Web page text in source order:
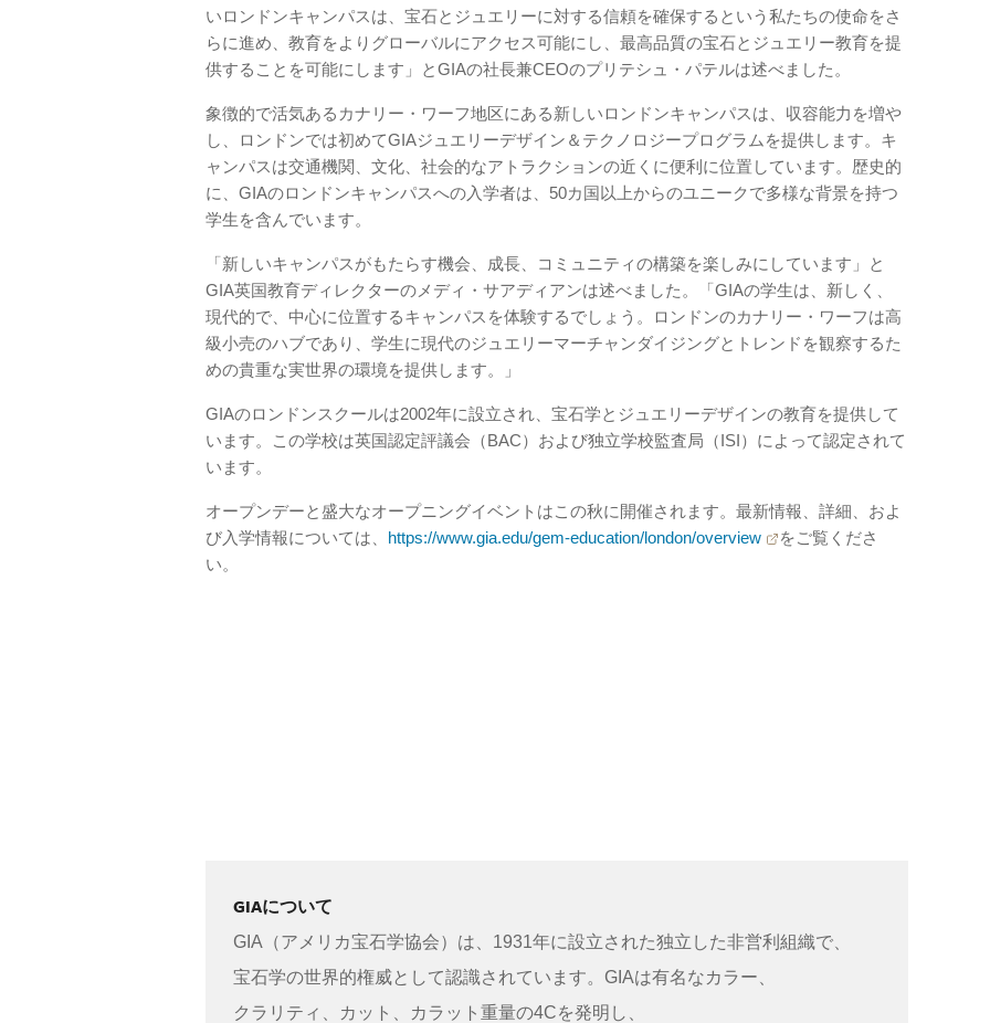
いロンドンキャンパスは、宝石とジュエリーに対する信頼を確保するという私たちの使命をさ
らに進め、教育をよりグローバルにアクセス可能にし、最高品質の宝石とジュエリー教育を提
供することを可能にします」とGIAの社長兼CEOのプリテシュ・パテルは述べました。
象徴的で活気あるカナリー・ワーフ地区にある新しいロンドンキャンパスは、収容能力を増や
し、ロンドンでは初めてGIAジュエリーデザイン＆テクノロジープログラムを提供します。キ
ャンパスは交通機関、文化、社会的なアトラクションの近くに便利に位置しています。歴史的
に、GIAのロンドンキャンパスへの入学者は、50カ国以上からのユニークで多様な背景を持つ
学生を含んでいます。
「新しいキャンパスがもたらす機会、成長、コミュニティの構築を楽しみにしています」と
GIA英国教育ディレクターのメディ・サアディアンは述べました。「GIAの学生は、新しく、
現代的で、中心に位置するキャンパスを体験するでしょう。ロンドンのカナリー・ワーフは高
級小売のハブであり、学生に現代のジュエリーマーチャンダイジングとトレンドを観察するた
めの貴重な実世界の環境を提供します。」
GIAのロンドンスクールは2002年に設立され、宝石学とジュエリーデザインの教育を提供して
います。この学校は英国認定評議会（BAC）および独立学校監査局（ISI）によって認定されて
います。
オープンデーと盛大なオープニングイベントはこの秋に開催されます。最新情報、詳細、およ
び入学情報については、 https://www.gia.edu/gem-education/london/overview
をご覧くださ
い。
GIAについて
GIA（アメリカ宝石学協会）は、1931年に設立された独立した非営利組織で、
宝石学の世界的権威として認識されています。GIAは有名なカラー、
クラリティ、カット、カラット重量の4Cを発明し、